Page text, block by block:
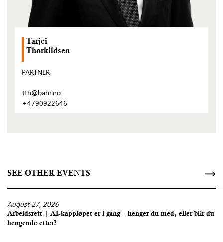
Tarjei
Thorkildsen
PARTNER
tth@bahr.no
+4790922646
SEE OTHER EVENTS
August 27, 2026
Arbeidsrett | AI-kappløpet er i gang – henger du med, eller blir du
hengende etter?